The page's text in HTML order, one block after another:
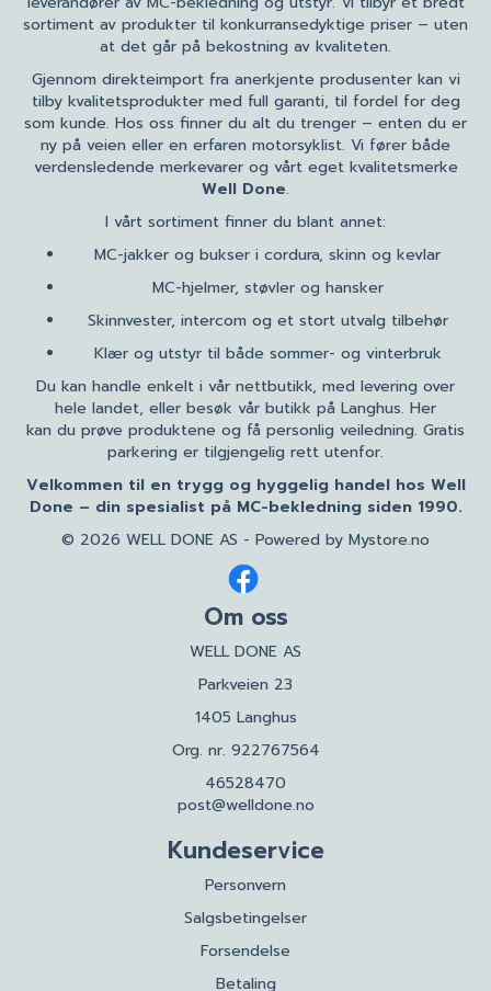
sortiment av produkter til konkurransedyktige priser – uten
at det går på bekostning av kvaliteten.
Gjennom direkteimport fra anerkjente produsenter kan vi
tilby kvalitetsprodukter med full garanti, til fordel for deg
som kunde. Hos oss finner du alt du trenger – enten du er
ny på veien eller en erfaren motorsyklist. Vi fører både
verdensledende merkevarer og vårt eget kvalitetsmerke
Well Done.
I vårt sortiment finner du blant annet:
MC-jakker og bukser i cordura, skinn og kevlar
MC-hjelmer, støvler og hansker
Skinnvester, intercom og et stort utvalg tilbehør
Klær og utstyr til både sommer- og vinterbruk
Du kan handle enkelt i vår nettbutikk, med levering over
hele landet, eller besøk vår butikk på Langhus. Her
kan du prøve produktene og få personlig veiledning. Gratis
parkering er tilgjengelig rett utenfor.
Velkommen til en trygg og hyggelig handel hos Well
Done – din spesialist på MC-bekledning siden 1990.
© 2026 WELL DONE AS - Powered by Mystore.no
Om oss
WELL DONE AS
Parkveien 23
1405 Langhus
Org. nr. 922767564
46528470
post@welldone.no
Kundeservice
Personvern
Salgsbetingelser
Forsendelse
Betaling